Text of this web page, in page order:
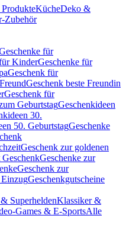
KücheDeko &
Zubehör
für
KinderGeschenke für
Geschenk für
Geschenk beste Freundin
Geschenk für
GeburtstagGeschenkideen
30.
50. GeburtstagGeschenke
Geschenk zur goldenen
Geschenke zur
Geschenk zur
EinzugGeschenkgutscheine
SuperheldenKlassiker &
Games & E-SportsAlle